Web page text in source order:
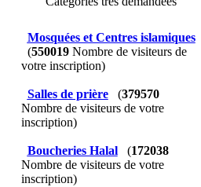
Mosquées et Centres islamiques
(550019Nombre de visiteurs de
votre inscription)
Salles de prière (379570
Nombre de visiteurs de votre
inscription)
Boucheries Halal (172038
Nombre de visiteurs de votre
inscription)